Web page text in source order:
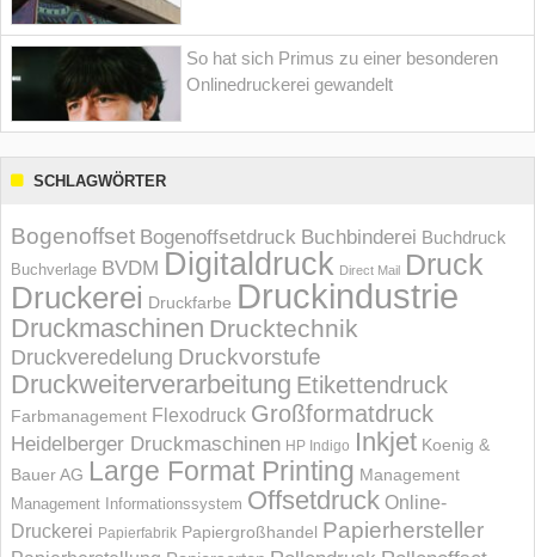
So hat sich Primus zu einer besonderen
Onlinedruckerei gewandelt
SCHLAGWÖRTER
Bogenoffset Bogenoffsetdruck Buchbinderei Buchdruck
Buchverlage BVDM Digitaldruck Direct Mail Druck
Druckerei Druckfarbe Druckindustrie
Druckmaschinen Drucktechnik
Druckveredelung Druckvorstufe
Druckweiterverarbeitung Etikettendruck
Farbmanagement Flexodruck Großformatdruck
Heidelberger Druckmaschinen HP Indigo Inkjet Koenig &
Bauer AG Large Format Printing Management
Management Informations­system Offsetdruck Online-
Druckerei Papierfabrik Papiergroßhandel Papierhersteller